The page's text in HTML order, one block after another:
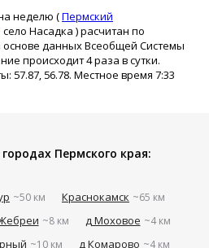
неделю (Пермский
село Насадка ) расчитан по
основе данных Всеобщей Системы
происходит 4 раза в сутки.
57.87, 56.78. Местное время 7:33
Пермского края:
~50 км Краснокамск ~65 км
~8 км д Моховое ~4 км
~10 км д Комарово ~4 км